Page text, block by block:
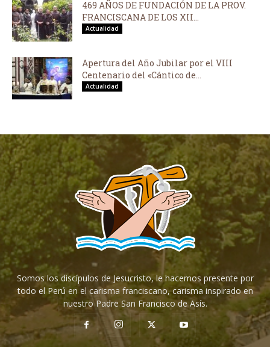
469 AÑOS DE FUNDACIÓN DE LA PROV.
FRANCISCANA DE LOS XII...
Actualidad
Apertura del Año Jubilar por el VIII
Centenario del «Cántico de...
Actualidad
Somos los discípulos de Jesucristo, le hacemos presente por
todo el Perú en el carisma franciscano, carisma inspirado en
nuestro Padre San Francisco de Asís.